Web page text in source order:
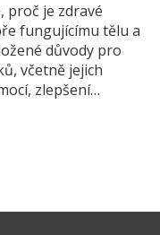
proč je zdravé
fungujícímu tělu a
důvody pro
včetně jejich
zlepšení
Uvedeme
jídlo do
fakta o vlivu